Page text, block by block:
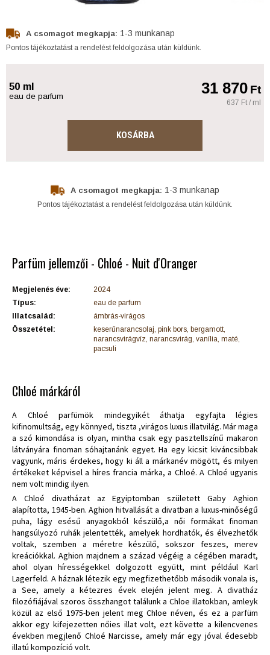
A csomagot megkapja: 1-3 munkanap
Pontos tájékoztatást a rendelést feldolgozása után küldünk.
50 ml
eau de parfum 31 870Ft
637 Ft / ml
KOSÁRBA
A csomagot megkapja: 1-3 munkanap
Pontos tájékoztatást a rendelést feldolgozása után küldünk.
Parfüm jellemzői - Chloé - Nuit d'Oranger
Megjelenés éve:
2024
Típus:
eau de parfum
Illatcsalád:
ámbrás-virágos
Összetétel:
keserűnarancsolaj, pink bors, bergamott,
narancsvirágvíz, narancsvirág, vanília, maté,
pacsuli
Chloé márkáról
A Chloé parfümök mindegyikét áthatja egyfajta légies
kifinomultság, egy könnyed, tiszta ,virágos luxus illatvilág. Már maga
a szó kimondása is olyan, mintha csak egy pasztellszínű makaron
látványára finoman sóhajtanánk egyet. Ha egy kicsit kiváncsibbak
vagyunk, máris érdekes, hogy ki áll a márkanév mögött, és milyen
értékeket képvisel a híres francia márka, a Chloé. A Chloé ugyanis
nem volt mindig ilyen.
A Chloé divatházat az Egyiptomban született Gaby Aghion
alapította, 1945-ben. Aghion hitvallását a divatban a luxus-minőségű
puha, lágy esésű anyagokból készülő,a női formákat finoman
hangsúlyozó ruhák jelentették, amelyek hordhatók, és élvezhetők
voltak, szemben a méretre készülő, sokszor feszes, merev
kreációkkal. Aghion majdnem a század végéig a cégében maradt,
ahol olyan hírességekkel dolgozott együtt, mint például Karl
Lagerfeld. A háznak létezik egy megfizethetőbb második vonala is,
a See, amely a kétezres évek elején jelent meg. A divatház
filozófiájával szoros összhangot találunk a Chloe illatokban, amleyk
közül az első 1975-ben jelent meg Chloe néven, és ez a parfüm
akkor egy kifejezetten nőies illat volt, ezt követte a kilencvenes
években megjlenő Chloé Narcisse, amely már egy jóval édesebb
illatú kompozíció volt.